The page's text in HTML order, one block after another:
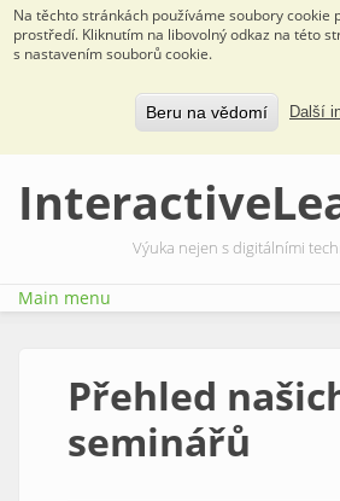
Na těchto stránkách používáme soubory cookie
prostředí. Kliknutím na libovolný odkaz na této
s nastavením souborů cookie.
Beru na vědomí Další
Výuka nejen s digitálními
Main menu
Přehled
seminářů